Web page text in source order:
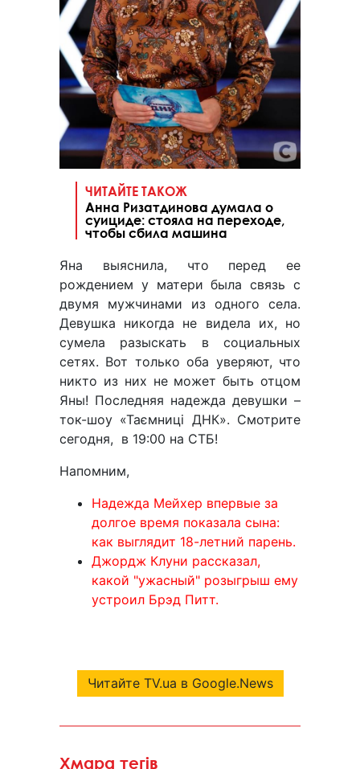
ЧИТАЙТЕ ТАКОЖ
Анна Ризатдинова думала о
суициде: стояла на переходе,
чтобы сбила машина
Яна выяснила, что перед ее
рождением у матери была связь с
двумя мужчинами из одного села.
Девушка никогда не видела их, но
сумела разыскать в социальных
сетях. Вот только оба уверяют, что
никто из них не может быть отцом
Яны! Последняя надежда девушки –
ток-шоу «Таємниці ДНК». Смотрите
сегодня, в 19:00 на СТБ!
Напомним,
Надежда Мейхер впервые за
долгое время показала сына:
как выглядит 18-летний парень.
Джордж Клуни рассказал,
какой "ужасный" розыгрыш ему
устроил Брэд Питт.
Читайте TV.ua в Google.News
Хмара тегів